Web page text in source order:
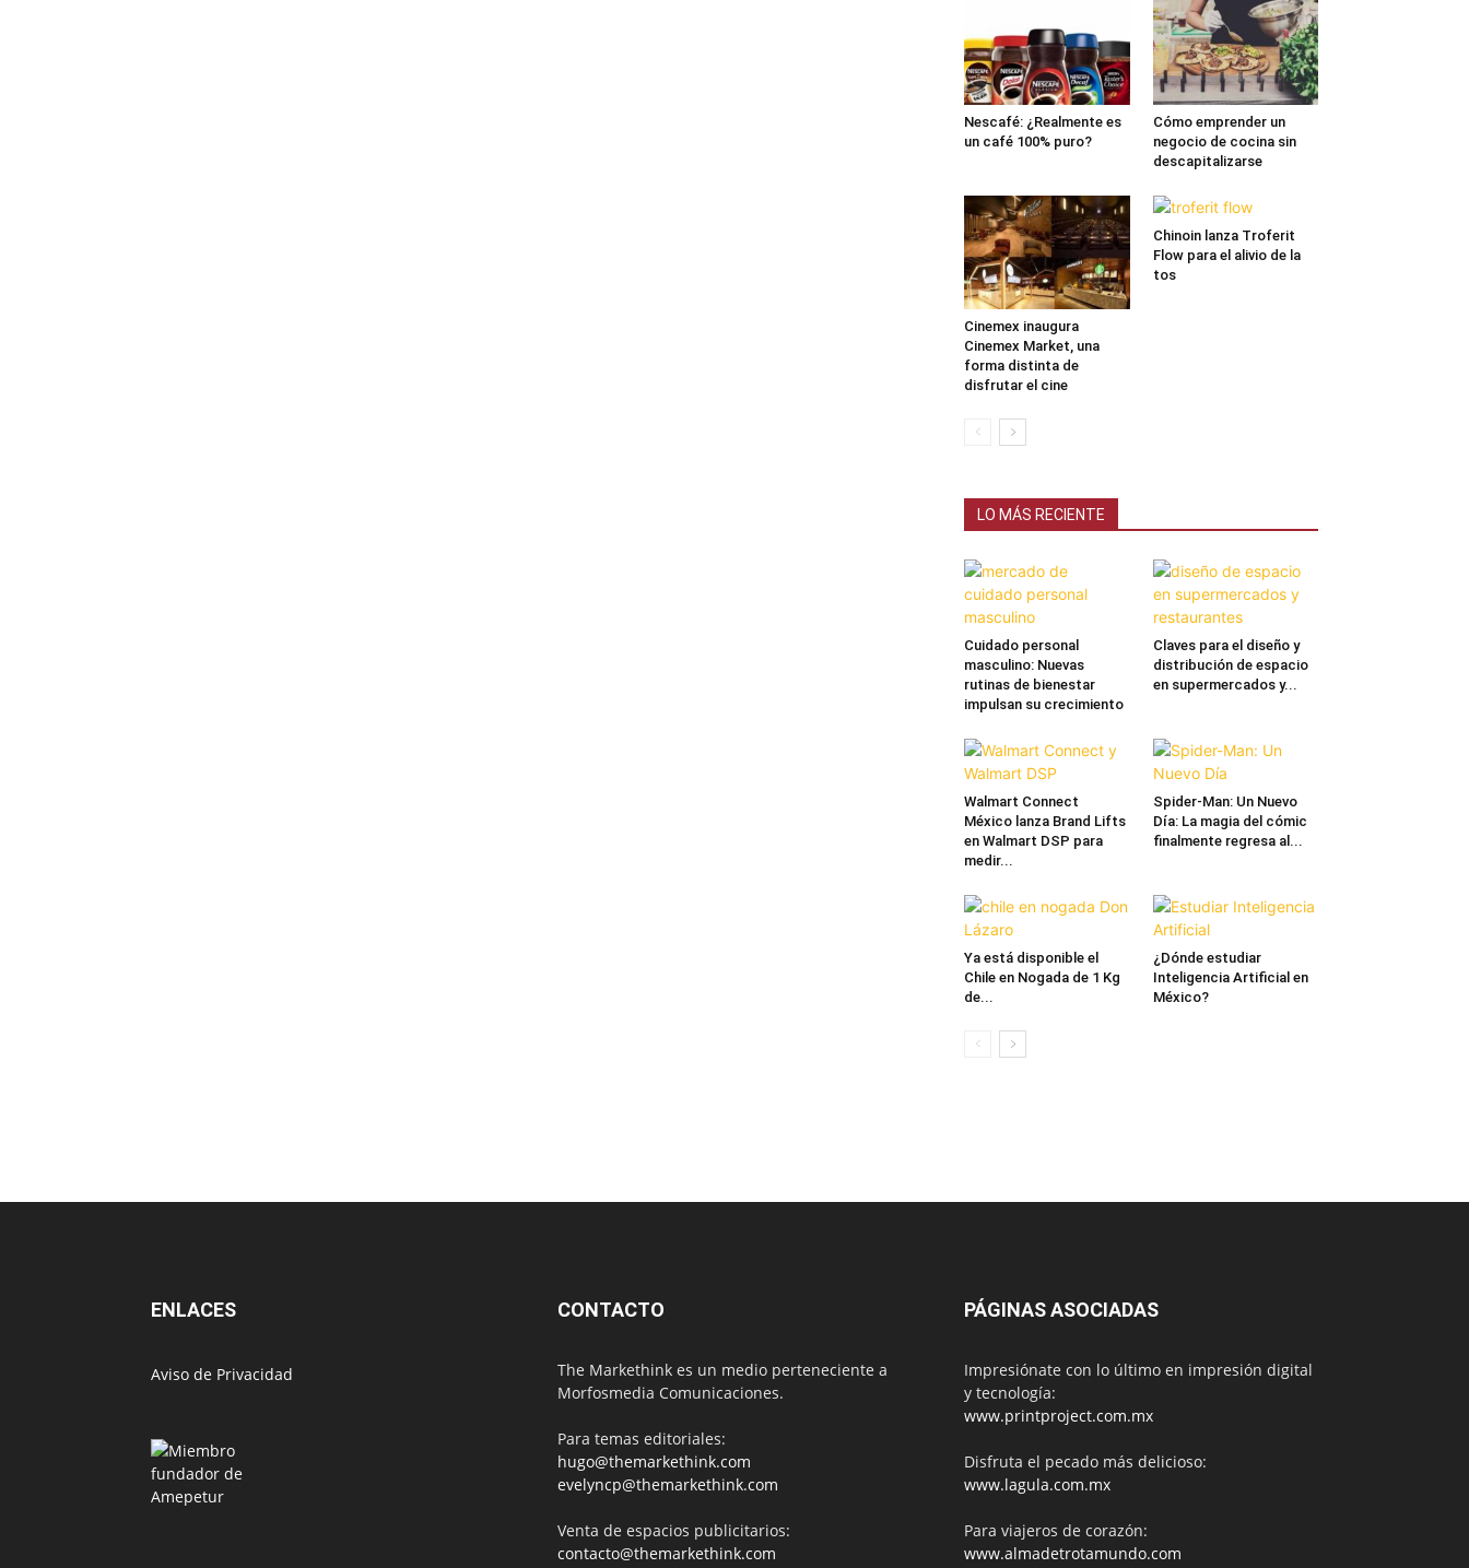
Nescafé: ¿Realmente es
un café 100% puro?
Cómo emprender un
negocio de cocina sin
descapitalizarse
Cinemex inaugura
Cinemex Market, una
forma distinta de
disfrutar el cine
Chinoin lanza Troferit
Flow para el alivio de la
tos
LO MÁS RECIENTE
Cuidado personal
masculino: Nuevas
rutinas de bienestar
impulsan su crecimiento
Claves para el diseño y
distribución de espacio
en supermercados y...
Walmart Connect
México lanza Brand Lifts
en Walmart DSP para
medir...
Spider-Man: Un Nuevo
Día: La magia del cómic
finalmente regresa al...
Ya está disponible el
Chile en Nogada de 1 Kg
de...
¿Dónde estudiar
Inteligencia Artificial en
México?
ENLACES
Aviso de Privacidad
CONTACTO
The Markethink es un medio perteneciente a
Morfosmedia Comunicaciones.
Para temas editoriales:
hugo@themarkethink.com
evelyncp@themarkethink.com
Venta de espacios publicitarios:
contacto@themarkethink.com
PÁGINAS ASOCIADAS
Impresiónate con lo último en impresión digital
y tecnología:
www.printproject.com.mx
Disfruta el pecado más delicioso:
www.lagula.com.mx
Para viajeros de corazón:
www.almadetrotamundo.com